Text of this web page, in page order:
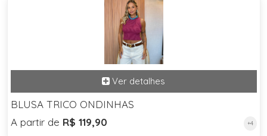
BLUSA TRICO ONDINHAS
A partir de R$ 119,90 +4